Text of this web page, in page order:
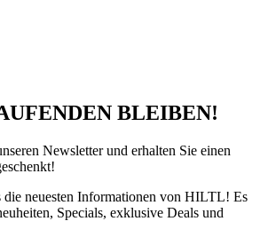
BLEIBEN!
Newsletter und erhalten Sie einen
die neuesten Informationen von HILTL! Es
Specials, exklusive Deals und